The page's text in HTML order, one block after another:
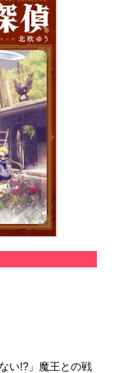
い!?」魔王との戦